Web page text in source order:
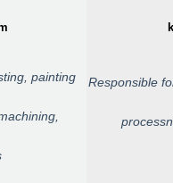
painting
Responsible